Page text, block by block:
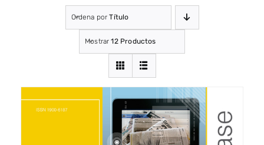
Ordena porTítulo
Mostrar12 Productos